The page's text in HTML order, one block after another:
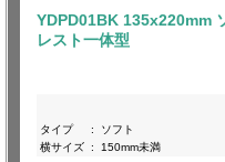
YDPD01BK 135x220mm
レスト一体型
タイプ
:
ソフト
横サイズ : 150mm未満